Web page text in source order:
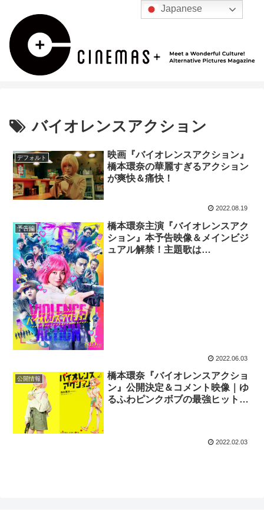
バイオレンスアクション
デフォルト
映画『バイオレンスアクション』
橋本環奈の華麗すぎるアクション
が爽快＆痛快！
2022.08.19
予告編
橋本環奈主演『バイオレンスアク
ション』本予告映像＆メインビジ
ュアル解禁！主題歌は
2022.06.03
公開情報
橋本環奈『バイオレンスアクショ
ン』公開決定＆コメント映像｜ゆ
るふわピンクボブの最強ヒットガ
2022.02.03
Japanese